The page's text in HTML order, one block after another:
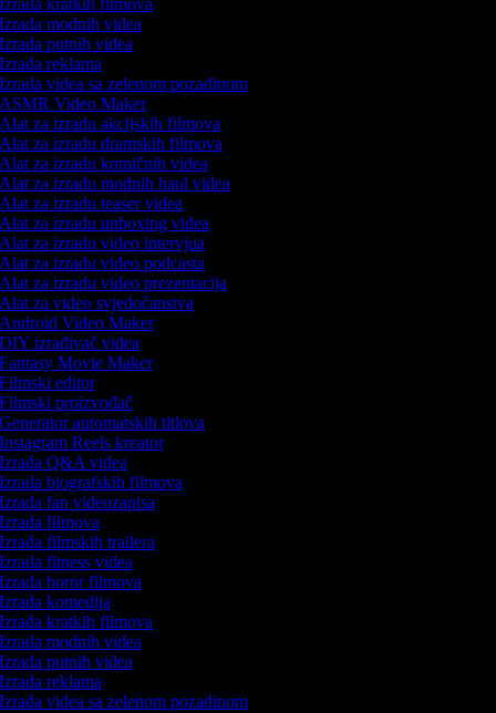
kratkih filmova
modnih videa
putnih videa
reklama
videa sa zelenom pozadinom
Video Maker
za izradu akcijskih filmova
za izradu dramskih filmova
za izradu komičnih videa
za izradu modnih haul videa
za izradu teaser videa
za izradu unboxing videa
za izradu video intervjua
za izradu video podcasta
za izradu video prezentacija
za video svjedočanstva
Video Maker
izrađivač videa
Movie Maker
editor
proizvođač
automatskih titlova
Reels kreator
Q&A videa
biografskih filmova
fan videozapisa
filmova
filmskih trailera
fitness videa
horor filmova
komedija
kratkih filmova
modnih videa
putnih videa
reklama
videa sa zelenom pozadinom